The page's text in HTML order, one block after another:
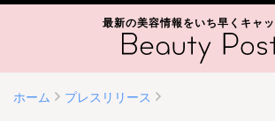
最新の美容情報をいち早くキャッ
ホーム プレスリリース